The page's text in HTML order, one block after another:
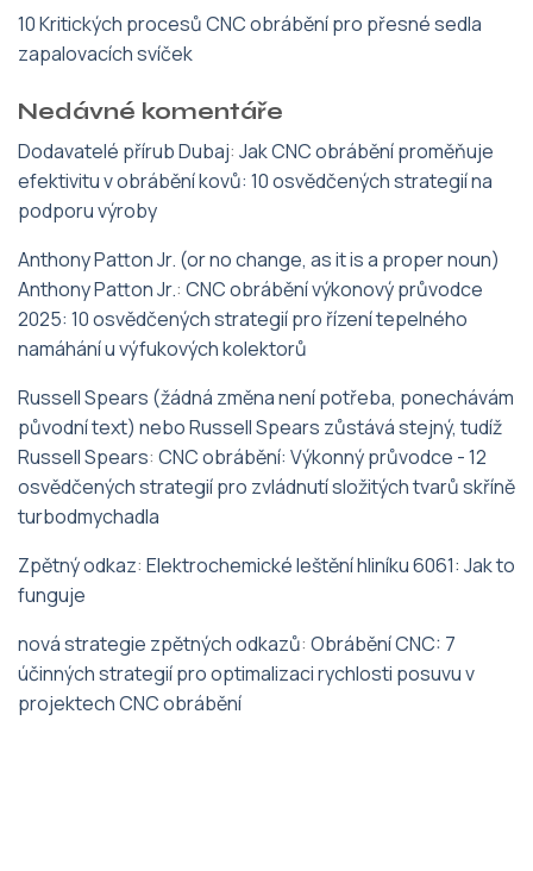
10 Kritických procesů CNC obrábění pro přesné sedla
zapalovacích svíček
Nedávné komentáře
Dodavatelé přírub Dubaj: Jak CNC obrábění proměňuje
efektivitu v obrábění kovů: 10 osvědčených strategií na
podporu výroby
Anthony Patton Jr. (or no change, as it is a proper noun)
Anthony Patton Jr.: CNC obrábění výkonový průvodce
2025: 10 osvědčených strategií pro řízení tepelného
namáhání u výfukových kolektorů
Russell Spears (žádná změna není potřeba, ponechávám
původní text) nebo Russell Spears zůstává stejný, tudíž
Russell Spears: CNC obrábění: Výkonný průvodce - 12
osvědčených strategií pro zvládnutí složitých tvarů skříně
turbodmychadla
Zpětný odkaz: Elektrochemické leštění hliníku 6061: Jak to
funguje
nová strategie zpětných odkazů: Obrábění CNC: 7
účinných strategií pro optimalizaci rychlosti posuvu v
projektech CNC obrábění